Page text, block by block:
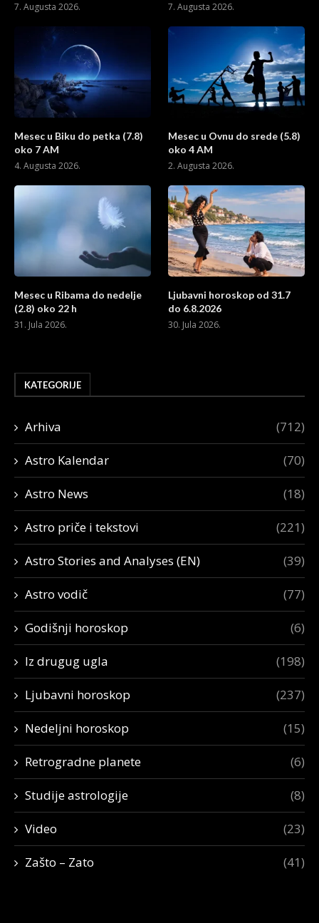
7. Augusta 2026.
7. Augusta 2026.
Mesec u Biku do petka (7.8)
oko 7 AM
4. Augusta 2026.
Mesec u Ovnu do srede (5.8)
oko 4 AM
2. Augusta 2026.
Mesec u Ribama do nedelje
(2.8) oko 22 h
31. Jula 2026.
Ljubavni horoskop od 31.7
do 6.8.2026
30. Jula 2026.
KATEGORIJE
Arhiva (712)
Astro Kalendar (70)
Astro News (18)
Astro priče i tekstovi (221)
Astro Stories and Analyses (EN) (39)
Astro vodič (77)
Godišnji horoskop (6)
Iz drugug ugla (198)
Ljubavni horoskop (237)
Nedeljni horoskop (15)
Retrogradne planete (6)
Studije astrologije (8)
Video (23)
Zašto – Zato (41)